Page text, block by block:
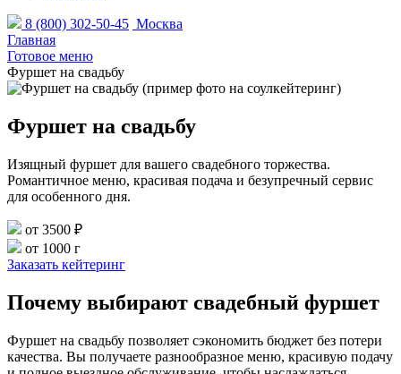
8 (800) 302-50-45 Москва
Главная
Готовое меню
Фуршет на свадьбу
Фуршет на свадьбу
Изящный фуршет для вашего свадебного торжества.
Романтичное меню, красивая подача и безупречный сервис
для особенного дня.
от 3500 ₽
от 1000 г
Заказать кейтеринг
Почему выбирают свадебный фуршет
Фуршет на свадьбу позволяет сэкономить бюджет без потери
качества. Вы получаете разнообразное меню, красивую подачу